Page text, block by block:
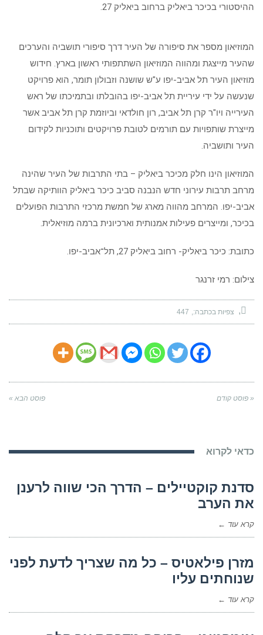
ההיסטורי בכיכר ביאליק ברחוב ביאליק 27.
המוזיאון מספר את סיפורה של העיר דרך סיפורי תושביה והערכים
שהעיר מייצגת ומהווה המוזיאון השתתפותי ראשון בארץ. חידוש
מוזיאון העיר תל אביב-יפו ע"ש שושנה וזבולון תומר, הוא פרויקט
שנעשה על ידי עיריית תל אביב-יפו בהובלתו ובתמיכתו של ראש
העירייה ויו"ר קרן תל אביב, רון חולדאי וביוזמת קרן תל אביב אשר
מייצרת שותפויות עם תורמים לטובת פרויקטים ותוכניות לקידום
העיר ותושביה.
המוזיאון הינו חלק מכיכר ביאליק – בתי התרבות של העיר שהינה
מרחב תרבות עירוני חדש הנבנה סביב כיכר ביאליק הוותיקה שבתל
אביב-יפו. המרחב מהווה מארג של חמשת מרכזי התרבות הפועלים
בכיכר, ומייצרים פעילות אמנותית וארכיונית ברמה מוזיאלית.
כתובת: כיכר ביאליק- רחוב ביאליק 27, תל־אביב-יפו.
צילום: רמי זרנגר
צפיות בכתבה: 447
« פוסט קודם פוסט הבא »
כדאי לקרוא
סדנת קוקטיילים – הדרך הכי שווה לרענן
את הערב
קרא עוד ←
מזרן פילאטיס – כל מה שצריך לדעת לפני
שנוחתים עליו
קרא עוד ←